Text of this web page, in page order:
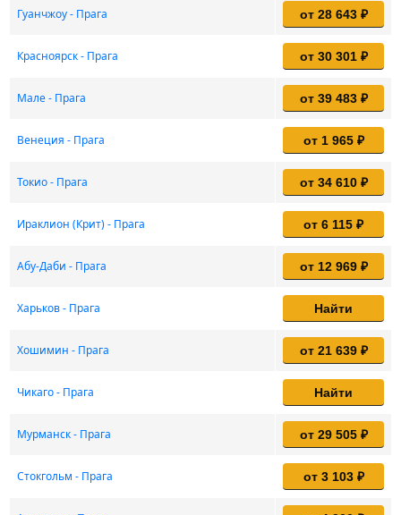
Гуанчжоу - Прага от 28 643 ₽
Красноярск - Прага от 30 301 ₽
Мале - Прага от 39 483 ₽
Венеция - Прага от 1 965 ₽
Токио - Прага от 34 610 ₽
Ираклион (Крит) - Прага от 6 115 ₽
Абу-Даби - Прага от 12 969 ₽
Харьков - Прага Найти
Хошимин - Прага от 21 639 ₽
Чикаго - Прага Найти
Мурманск - Прага от 29 505 ₽
Стокгольм - Прага от 3 103 ₽